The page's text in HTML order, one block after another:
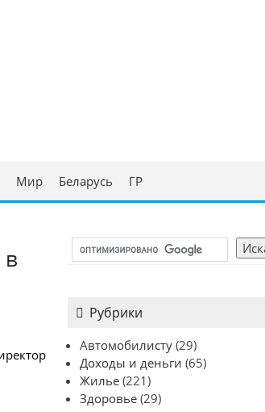
Мир Беларусь ГР
Рубрики
Автомобилисту (29)
Доходы и деньги (65)
Жилье (221)
Здоровье (29)